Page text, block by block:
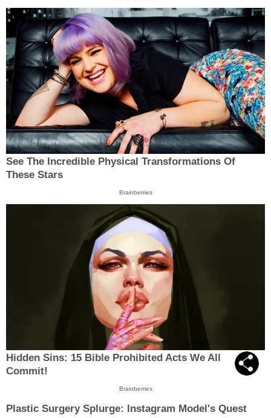
See The Incredible Physical Transformations Of
These Stars
Brainberries
Hidden Sins: 15 Bible Prohibited Acts We All
Commit!
Brainberries
Plastic Surgery Splurge: Instagram Model's Quest